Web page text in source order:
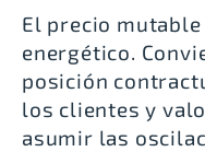
El precio
energético.
posición
los clientes y
asumir las